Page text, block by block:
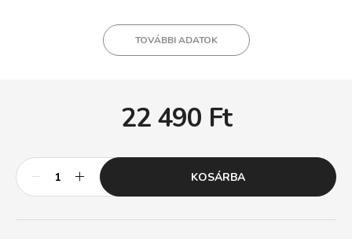
TOVÁBBI ADATOK
22 490 Ft
KOSÁRBA